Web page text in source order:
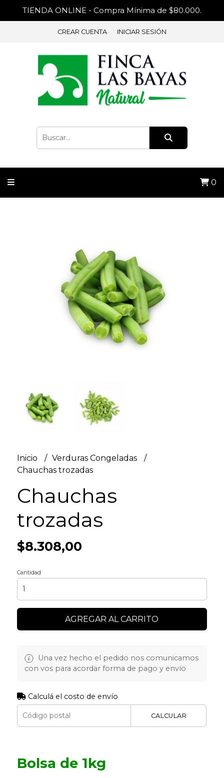
TIENDA ONLINE - Compra Mínima de $80.000.
CREAR CUENTA INICIAR SESIÓN
0
Inicio
Verduras Congeladas
Chauchas trozadas
Chauchas
trozadas
$8.308,00
Cantidad
AGREGAR AL CARRITO
Una vez hecho el pedido nos comunicamos
con vos para acordar forma de pago y envío
Calculá el costo de envío
CALCULAR
Bolsa de 1kg